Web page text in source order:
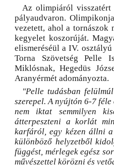
Az olimpiáról visszatért
pályaudvaron.
vezetett, ahol a tornászok
kegyelet koszorúját.
elismeréséül a IV.
Torna Szövetség Pelle
Miklósnak, Hegedüs
Aranyérmét adományozta.
"Pelle tudásban
szerepel. A nyújtón 6-7
nem iktat semmilyen
átterpeszteni a korlát
karfáról, egy kézen állni
különböző helyzetből
függést, mérlegek egész
művészettel körözni és